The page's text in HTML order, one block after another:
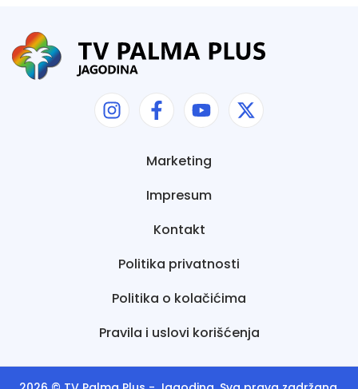
Marketing
Impresum
Kontakt
Politika privatnosti
Politika o kolačićima
Pravila i uslovi korišćenja